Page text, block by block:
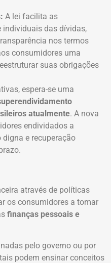
A lei facilita as
individuais das dívidas,
nos termos
consumidores uma
suas obrigações
espera-se uma
atualmente. A nova
endividados a
e recuperação
através de políticas
os consumidores a tomar
finanças pessoais e
pelo governo ou por
podem ensinar conceitos